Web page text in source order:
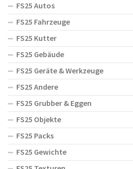
FS25 Autos
FS25 Fahrzeuge
FS25 Kutter
FS25 Gebäude
FS25 Geräte & Werkzeuge
FS25 Andere
FS25 Grubber & Eggen
FS25 Objekte
FS25 Packs
FS25 Gewichte